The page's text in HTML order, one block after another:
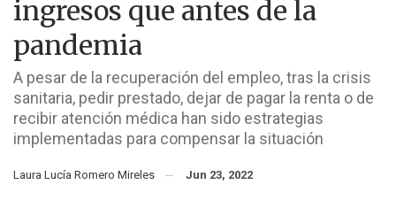
ingresos que antes de la
pandemia
A pesar de la recuperación del empleo, tras la crisis
sanitaria, pedir prestado, dejar de pagar la renta o de
recibir atención médica han sido estrategias
implementadas para compensar la situación
Laura Lucía Romero Mireles Jun 23, 2022